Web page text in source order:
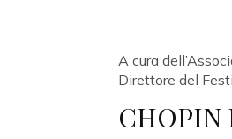
A cura
Direttore del
CHOPIN